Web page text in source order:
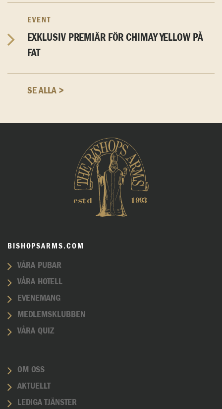
EVENT
EXKLUSIV PREMIÄR FÖR CHIMAY YELLOW PÅ
FAT
SE ALLA >
BISHOPSARMS.COM
VÅRA PUBAR
VÅRA HOTELL
EVENEMANG
MEDLEMSKLUBBEN
VÅRA QUIZ
OM OSS
AKTUELLT
LEDIGA TJÄNSTER